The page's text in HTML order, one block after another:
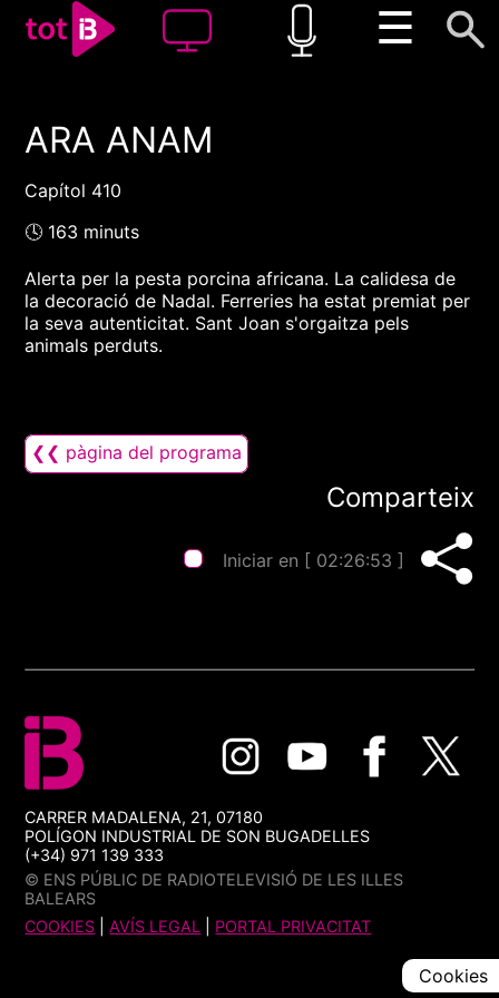
☰
00:00 00:00
ARA ANAM
Capítol 410
🕓 163 minuts
Alerta per la pesta porcina africana. La calidesa de
la decoració de Nadal. Ferreries ha estat premiat per
la seva autenticitat. Sant Joan s'orgaitza pels
animals perduts.
❮❮ pàgina del programa
Comparteix
Iniciar en [ 02:26:53 ]
CARRER MADALENA, 21, 07180
POLÍGON INDUSTRIAL DE SON BUGADELLES
(+34) 971 139 333
© ENS PÚBLIC DE RADIOTELEVISIÓ DE LES ILLES
BALEARS
COOKIES |AVÍS LEGAL PORTAL PRIVACITAT
Cookies